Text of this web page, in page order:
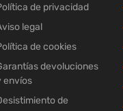
de privacidad
legal
de cookies
devoluciones
envíos
de